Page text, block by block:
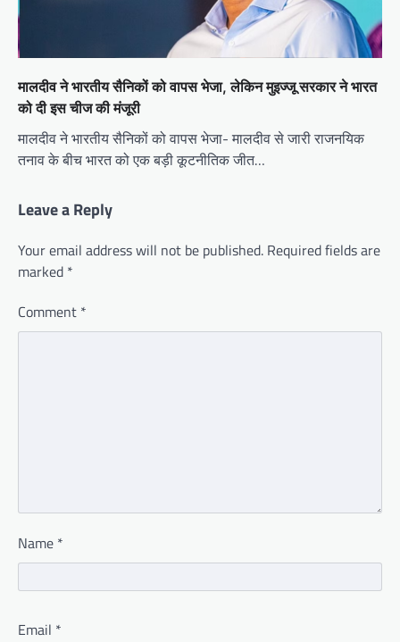
मालदीव ने भारतीय सैनिकों को वापस भेजा, लेकिन मुइज्जू सरकार ने भारत
को दी इस चीज की मंजूरी
मालदीव ने भारतीय सैनिकों को वापस भेजा- मालदीव से जारी राजनयिक
तनाव के बीच भारत को एक बड़ी कूटनीतिक जीत…
Leave a Reply
Your email address will not be published. Required fields are
marked *
Comment *
Name *
Email *